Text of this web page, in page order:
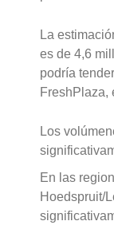
La
es de 4,6
podría
FreshPlaza,
Los
En las
Hoedspruit/